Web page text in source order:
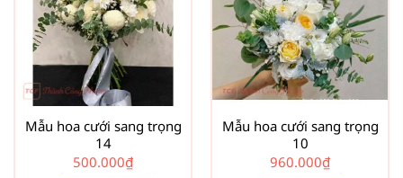
Mẫu hoa cưới sang trọng
14
500.000₫
Mẫu hoa cưới sang trọng
10
960.000₫